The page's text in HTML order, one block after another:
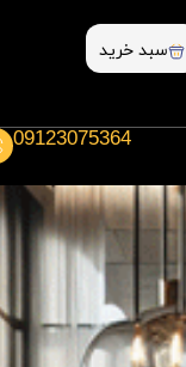
سبد خرید
09123075364